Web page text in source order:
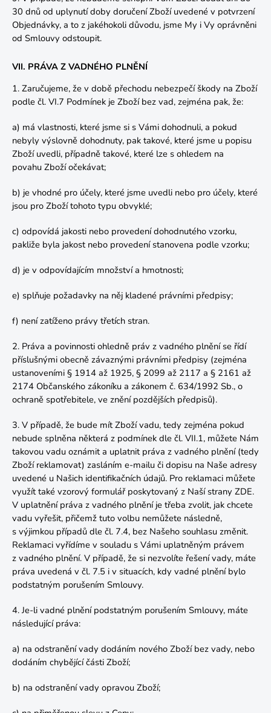
30 dnů od uplynutí doby doručení Zboží uvedené v potvrzení
Objednávky, a to z jakéhokoli důvodu, jsme My i Vy oprávněni
od Smlouvy odstoupit.
VII. PRÁVA Z VADNÉHO PLNĚNÍ
1. Zaručujeme, že v době přechodu nebezpečí škody na Zboží
podle čl. VI.7 Podmínek je Zboží bez vad, zejména pak, že:
a) má vlastnosti, které jsme si s Vámi dohodnuli, a pokud
nebyly výslovně dohodnuty, pak takové, které jsme u popisu
Zboží uvedli, případně takové, které lze s ohledem na
povahu Zboží očekávat;
b) je vhodné pro účely, které jsme uvedli nebo pro účely, které
jsou pro Zboží tohoto typu obvyklé;
c) odpovídá jakosti nebo provedení dohodnutého vzorku,
pakliže byla jakost nebo provedení stanovena podle vzorku;
d) je v odpovídajícím množství a hmotnosti;
e) splňuje požadavky na něj kladené právními předpisy;
f) není zatíženo právy třetích stran.
2. Práva a povinnosti ohledně práv z vadného plnění se řídí
příslušnými obecně závaznými právními předpisy (zejména
ustanoveními § 1914 až 1925, § 2099 až 2117 a § 2161 až
2174 Občanského zákoníku a zákonem č. 634/1992 Sb., o
ochraně spotřebitele, ve znění pozdějších předpisů).
3. V případě, že bude mít Zboží vadu, tedy zejména pokud
nebude splněna některá z podmínek dle čl. VII.1, můžete Nám
takovou vadu oznámit a uplatnit práva z vadného plnění (tedy
Zboží reklamovat) zasláním e-mailu či dopisu na Naše adresy
uvedené u Našich identifikačních údajů. Pro reklamaci můžete
využít také vzorový formulář poskytovaný z Naší strany ZDE.
V uplatnění práva z vadného plnění je třeba zvolit, jak chcete
vadu vyřešit, přičemž tuto volbu nemůžete následně,
s výjimkou případů dle čl. 7.4, bez Našeho souhlasu změnit.
Reklamaci vyřídíme v souladu s Vámi uplatněným právem
z vadného plnění. V případě, že si nezvolíte řešení vady, máte
práva uvedená v čl. 7.5 i v situacích, kdy vadné plnění bylo
podstatným porušením Smlouvy.
4. Je-li vadné plnění podstatným porušením Smlouvy, máte
následující práva:
a) na odstranění vady dodáním nového Zboží bez vady, nebo
dodáním chybějící části Zboží;
b) na odstranění vady opravou Zboží;